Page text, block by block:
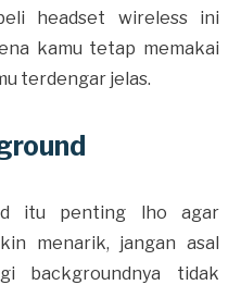
headset wireless ini
kamu tetap memakai
terdengar jelas.
itu penting lho agar
menarik, jangan asal
backgroundnya tidak